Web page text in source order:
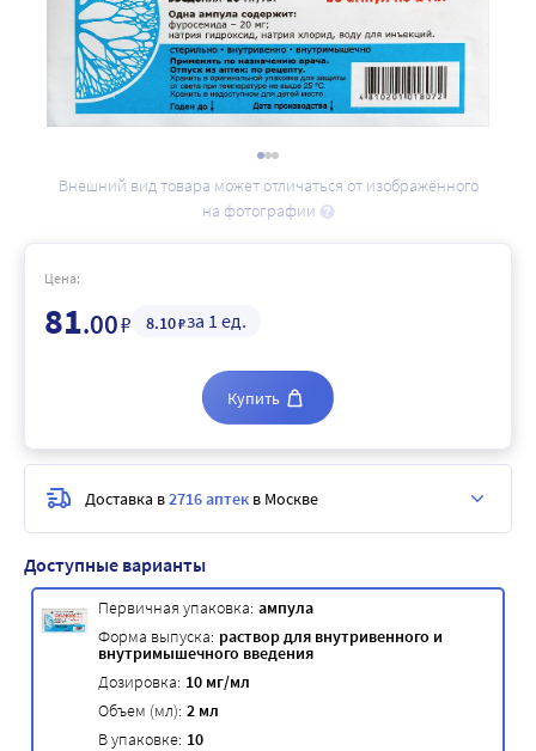
Внешний вид товара может отличаться от изображённого
на фотографии
Доступные варианты
Первичная упаковка: ампула
Форма выпуска: раствор для внутривенного и
внутримышечного введения
Дозировка: 10 мг/мл
Объем (мл): 2 мл
В упаковке: 10
Цена:
81.00₽ 8.10₽за 1 ед.
Купить
Доставка в2716 аптек в Москве